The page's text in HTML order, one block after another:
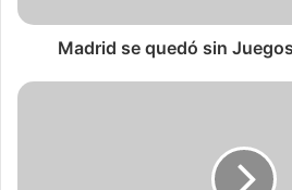
Madrid se quedó sin